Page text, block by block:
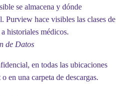
se almacena y dónde
Purview hace visibles las clases de
historiales médicos.
de Datos
en todas las ubicaciones
en una carpeta de descargas.